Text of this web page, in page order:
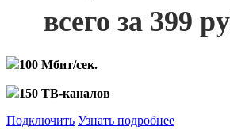
всего за 399
100 Мбит/сек.
150 ТВ-каналов
Подключить Узнать подробнее